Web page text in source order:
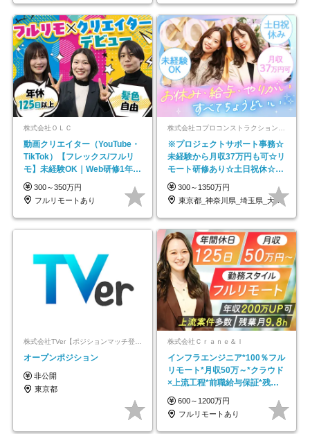
株式会社ＯＬＣ
動画クリエイター（YouTube・
TikTok）【フレックス/フルリ
モ】未経験OK｜Web研修1年間
｜副業OK
300～350万円
フルリモートあり
※プロジェクトサポート事務☆
未経験から月収37万円も可☆リ
モート研修あり☆土日祝休☆20
代～30代活躍/b
300～1350万円
東京都_神奈川県_埼玉県_大阪府_愛知県…
株式会社TVer【ポジションマッチ登録】
オープンポジション
非公開
東京都
株式会社Ｃｒａｎｅ＆Ｉ
インフラエンジニア*100％フル
リモート*月収50万～*クラウド
×上流工程*前職給与保証*残業
月9.8h
600～1200万円
フルリモートあり